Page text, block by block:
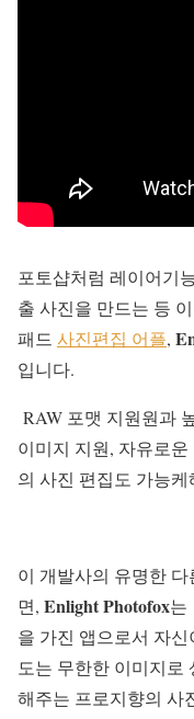
포토샵처럼 레이어기
출 사진을 만드는 등
패드 사진편집 어플,
입니다.
RAW 포맷 지원원과
이미지 지원, 자유로
의 사진 편집도 가능케
이 개발사의 유명한 다
면, Enlight Photofox는
을 가진 앱으로서 자
도는 무한한 이미지로
해주는 프로지향의 사